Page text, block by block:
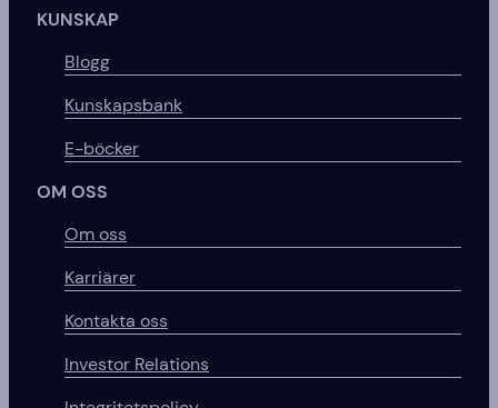
KUNSKAP
Blogg
Kunskapsbank
E-böcker
OM OSS
Om oss
Karriärer
Kontakta oss
Investor Relations